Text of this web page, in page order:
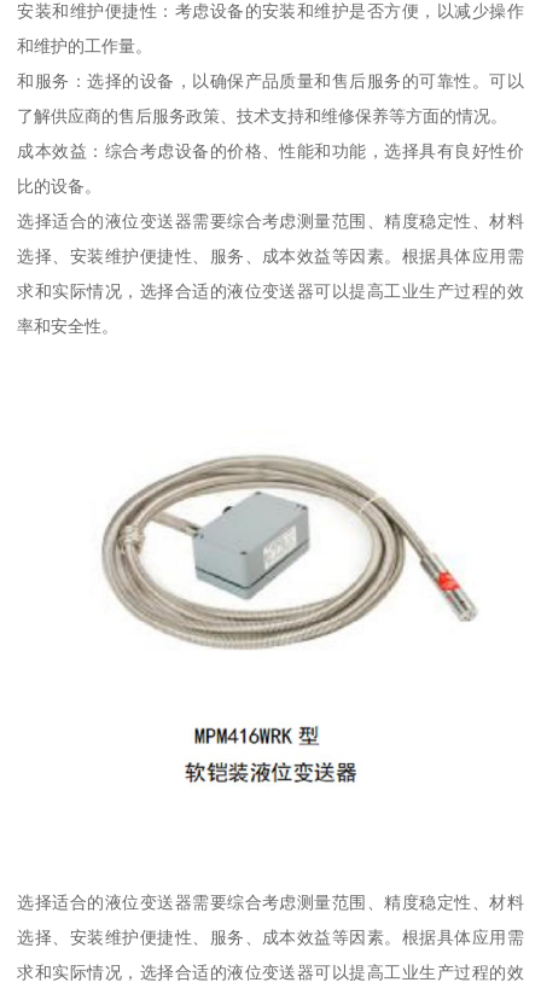
安装和维护便捷性：考虑设备的安装和维护是否方便，以减少操作
和维护的工作量。
和服务：选择的设备，以确保产品质量和售后服务的可靠性。可以
了解供应商的售后服务政策、技术支持和维修保养等方面的情况。
成本效益：综合考虑设备的价格、性能和功能，选择具有良好性价
比的设备。
选择适合的液位变送器需要综合考虑测量范围、精度稳定性、材料
选择、安装维护便捷性、服务、成本效益等因素。根据具体应用需
求和实际情况，选择合适的液位变送器可以提高工业生产过程的效
率和安全性。
选择适合的液位变送器需要综合考虑测量范围、精度稳定性、材料
选择、安装维护便捷性、服务、成本效益等因素。根据具体应用需
求和实际情况，选择合适的液位变送器可以提高工业生产过程的效